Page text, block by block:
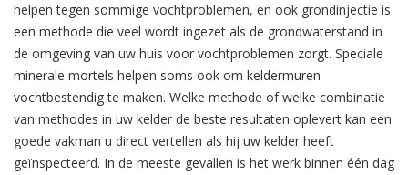
helpen tegen sommige vochtproblemen, en ook grondinjectie is
een methode die veel wordt ingezet als de grondwaterstand in
de omgeving van uw huis voor vochtproblemen zorgt. Speciale
minerale mortels helpen soms ook om keldermuren
vochtbestendig te maken. Welke methode of welke combinatie
van methodes in uw kelder de beste resultaten oplevert kan een
goede vakman u direct vertellen als hij uw kelder heeft
geïnspecteerd. In de meeste gevallen is het werk binnen één dag